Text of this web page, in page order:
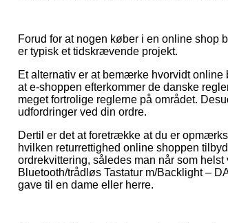
Forud for at nogen køber i en online shop
er typisk et tidskrævende projekt.
Et alternativ er at bemærke hvorvidt
at e-shoppen efterkommer de danske
meget fortrolige reglerne på området.
udfordringer ved din ordre.
Dertil er det at foretrække at du er
hvilken returrettighed online shoppen
ordrekvittering, således man når som
Bluetooth/trådløs Tastatur m/Backlight –
gave til en dame eller herre.